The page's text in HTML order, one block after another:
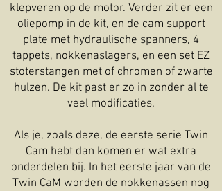
klepveren op de motor. Verder zit er een
oliepomp in de kit, en de cam support
plate met hydraulische spanners, 4
tappets, nokkenaslagers, en een set EZ
stoterstangen met of chromen of zwarte
hulzen. De kit past er zo in zonder al te
veel modificaties.
Als je, zoals deze, de eerste serie Twin
Cam hebt dan komen er wat extra
onderdelen bij. In het eerste jaar van de
Twin CaM worden de nokkenassen nog